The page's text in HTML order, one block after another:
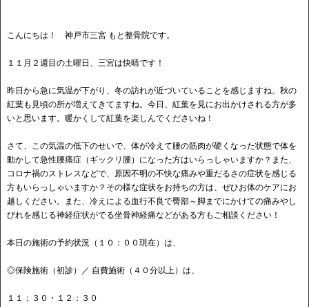
こんにちは！ 神戸市三宮 もと整骨院です。
１１月２週目の土曜日、三宮は快晴です！
昨日から急に気温が下がり、冬の訪れが近づいていることを感じますね。秋の
紅葉も見頃の所が増えてきてますね。今日、紅葉を見にお出かけされる方が多
いと思います。暖かくして紅葉を楽しんでくださいね！
さて、この気温の低下のせいで、体が冷えて腰の筋肉が硬くなった状態で体を
動かして急性腰痛症（ギックリ腰）になった方はいらっしゃいますか？また、
コロナ禍のストレスなどで、原因不明の不快な痛みや重だるさの症状を感じる
方もいらっしゃいますか？その様な症状をお持ちの方は、ぜひお体のケアにお
越しください。また、冷えによる血行不良で臀部～脚までにかけての痛みやし
びれを感じる神経症状がでる坐骨神経痛などがある方もご相談ください！
本日の施術の予約状況（１０：００現在）は、
◎保険施術（初診）／ 自費施術（４０分以上）は、
１１：３０・１２：３０